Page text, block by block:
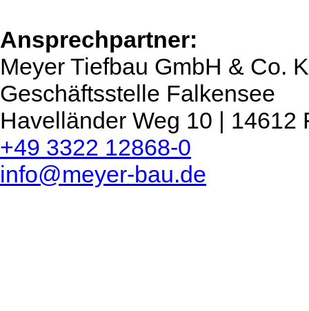
Ansprechpartner:
Meyer Tiefbau GmbH & Co.
Geschäftsstelle Falkensee
Havelländer Weg 10 | 14612
+49 3322 12868-0
info@meyer-bau.de